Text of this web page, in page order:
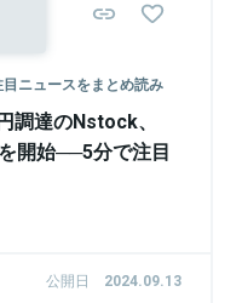
ニュースをまとめ読み
調達のNstock、
開始──5分で注目
公開日 2024.09.13